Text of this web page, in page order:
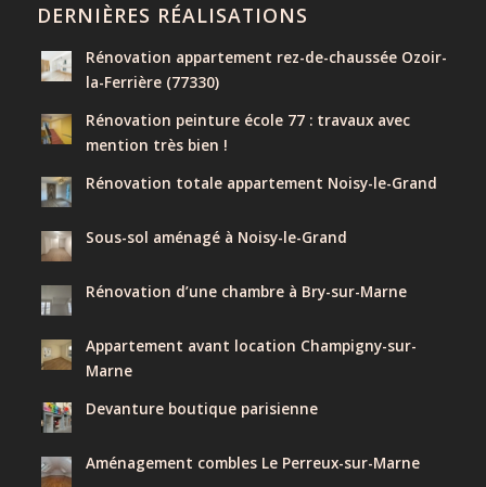
DERNIÈRES RÉALISATIONS
Rénovation appartement rez-de-chaussée Ozoir-
la-Ferrière (77330)
Rénovation peinture école 77 : travaux avec
mention très bien !
Rénovation totale appartement Noisy-le-Grand
Sous-sol aménagé à Noisy-le-Grand
Rénovation d’une chambre à Bry-sur-Marne
Appartement avant location Champigny-sur-
Marne
Devanture boutique parisienne
Aménagement combles Le Perreux-sur-Marne